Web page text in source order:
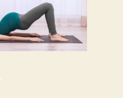
las
últimas
investigaciones